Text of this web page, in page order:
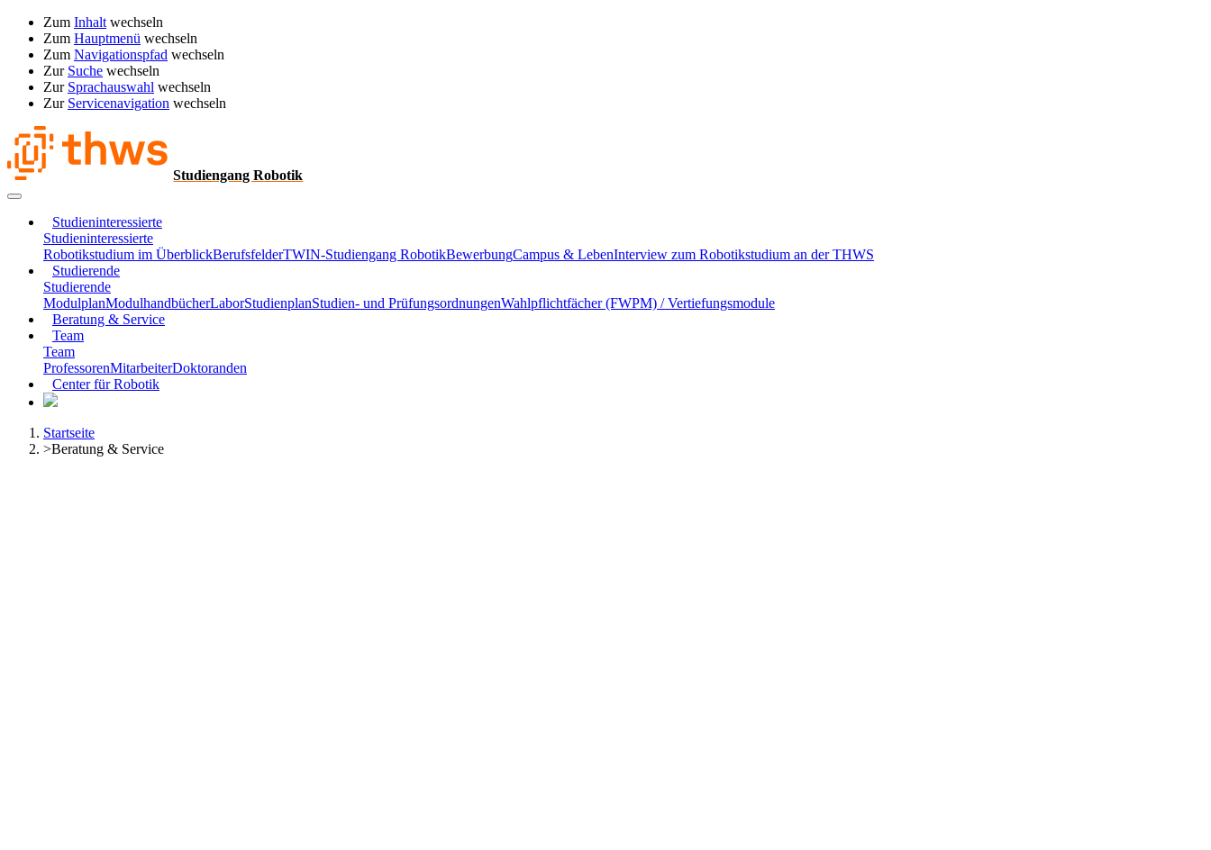
Zum Inhalt wechseln
Zum Hauptmenü wechseln
Zum Navigationspfad wechseln
Zur Suche wechseln
Zur Sprachauswahl wechseln
Zur Servicenavigation wechseln
Studiengang Robotik
Studieninteressierte
Studieninteressierte
Robotikstudium im ÜberblickBerufsfelderTWIN-Studiengang RobotikBewerbungCampus & LebenInterview zum Robotikstudium an der THWS
Studierende
Studierende
ModulplanModulhandbücherLaborStudienplanStudien- und PrüfungsordnungenWahlpflichtfächer (FWPM) / Vertiefungsmodule
Beratung & Service
Team
Team
ProfessorenMitarbeiterDoktoranden
Center für Robotik
Startseite
>Beratung & Service